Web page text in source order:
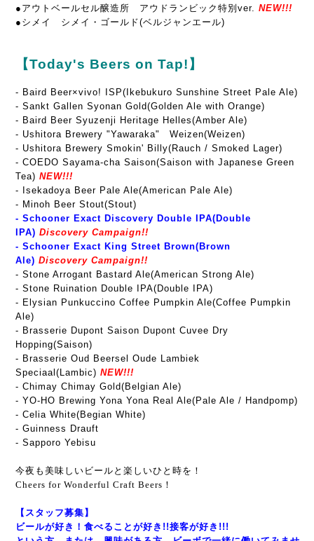
●アウトベールセル醸造所 アウドランビック特別ver. NEW!!!
●シメイ シメイ・ゴールド(ベルジャンエール)
【Today's Beers on Tap!】
- Baird Beer×vivo! ISP(Ikebukuro Sunshine Street Pale Ale)
- Sankt Gallen Syonan Gold(Golden Ale with Orange)
- Baird Beer Syuzenji Heritage Helles(Amber Ale)
- Ushitora Brewery "Yawaraka" Weizen(Weizen)
- Ushitora Brewery Smokin' Billy(Rauch / Smoked Lager)
- COEDO Sayama-cha Saison(Saison with Japanese Green
Tea) NEW!!!
- Isekadoya Beer Pale Ale(American Pale Ale)
- Minoh Beer Stout(Stout)
- Schooner Exact Discovery Double IPA(Double
IPA) Discovery Campaign!!
- Schooner Exact King Street Brown(Brown
Ale) Discovery Campaign!!
- Stone Arrogant Bastard Ale(American Strong Ale)
- Stone Ruination Double IPA(Double IPA)
- Elysian Punkuccino Coffee Pumpkin Ale(Coffee Pumpkin
Ale)
- Brasserie Dupont Saison Dupont Cuvee Dry
Hopping(Saison)
- Brasserie Oud Beersel Oude Lambiek
Speciaal(Lambic) NEW!!!
- Chimay Chimay Gold(Belgian Ale)
- YO-HO Brewing Yona Yona Real Ale(Pale Ale / Handpomp)
- Celia White(Begian White)
- Guinness Drauft
- Sapporo Yebisu
今夜も美味しいビールと楽しいひと時を！
Cheers for Wonderful Craft Beers！
【スタッフ募集】
ビールが好き！食べることが好き!!接客が好き!!!